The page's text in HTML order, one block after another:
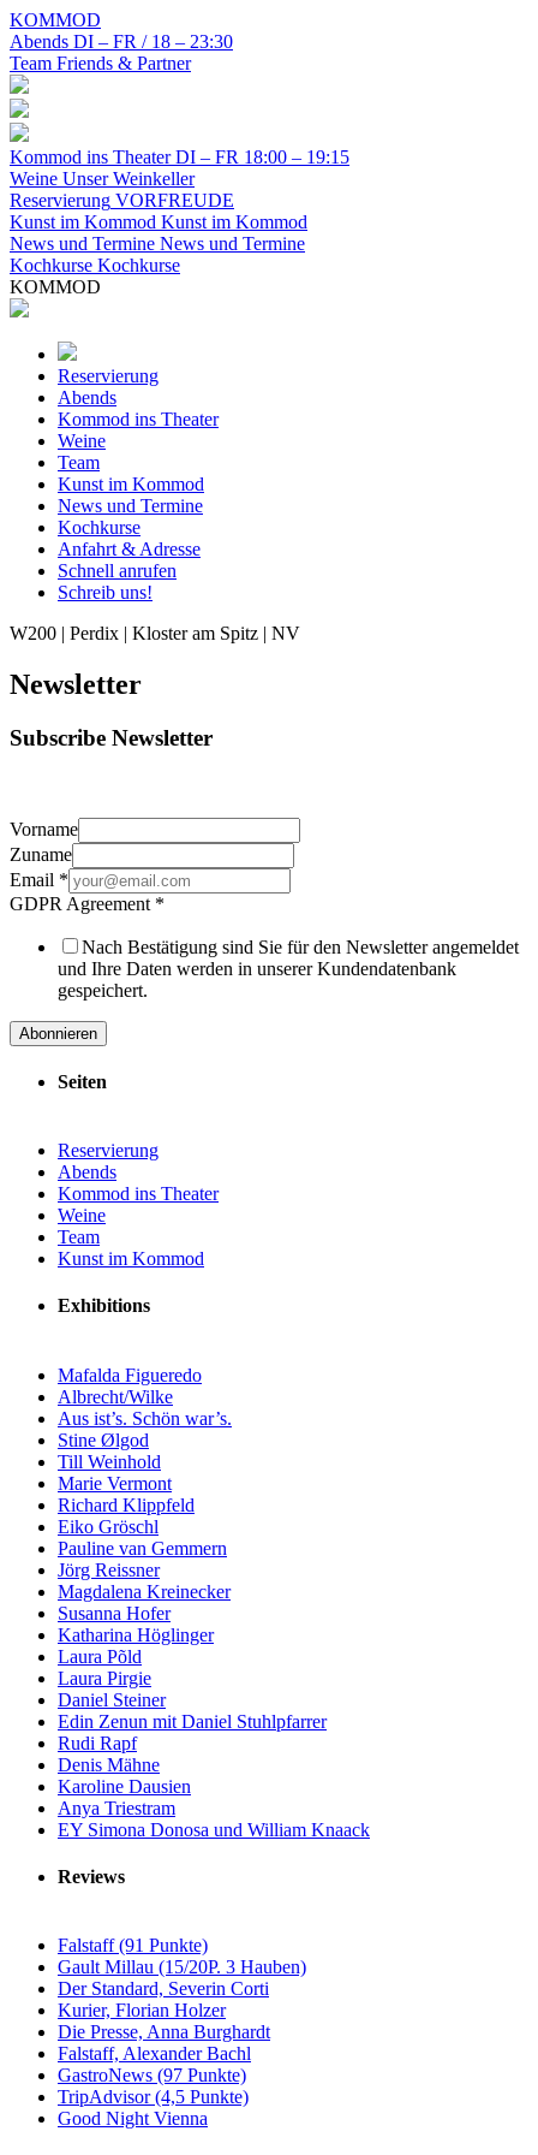
KOMMOD
Abends DI – FR / 18 – 23:30
Team Friends & Partner
Kommod ins Theater DI – FR 18:00 – 19:15
Weine Unser Weinkeller
Reservierung VORFREUDE
Kunst im Kommod Kunst im Kommod
News und Termine News und Termine
Kochkurse Kochkurse
KOMMOD
Reservierung
Abends
Kommod ins Theater
Weine
Team
Kunst im Kommod
News und Termine
Kochkurse
Anfahrt & Adresse
Schnell anrufen
Schreib uns!
W200 | Perdix | Kloster am Spitz | NV
Newsletter
Subscribe Newsletter
Vorname
Zuname
Email *
GDPR Agreement *
Nach Bestätigung sind Sie für den Newsletter angemeldet
und Ihre Daten werden in unserer Kundendatenbank
gespeichert.
Abonnieren
Seiten
Reservierung
Abends
Kommod ins Theater
Weine
Team
Kunst im Kommod
Exhibitions
Mafalda Figueredo
Albrecht/Wilke
Aus ist’s. Schön war’s.
Stine Ølgod
Till Weinhold
Marie Vermont
Richard Klippfeld
Eiko Gröschl
Pauline van Gemmern
Jörg Reissner
Magdalena Kreinecker
Susanna Hofer
Katharina Höglinger
Laura Põld
Laura Pirgie
Daniel Steiner
Edin Zenun mit Daniel Stuhlpfarrer
Rudi Rapf
Denis Mähne
Karoline Dausien
Anya Triestram
EY Simona Donosa und William Knaack
Reviews
Falstaff (91 Punkte)
Gault Millau (15/20P. 3 Hauben)
Der Standard, Severin Corti
Kurier, Florian Holzer
Die Presse, Anna Burghardt
Falstaff, Alexander Bachl
GastroNews (97 Punkte)
TripAdvisor (4,5 Punkte)
Good Night Vienna